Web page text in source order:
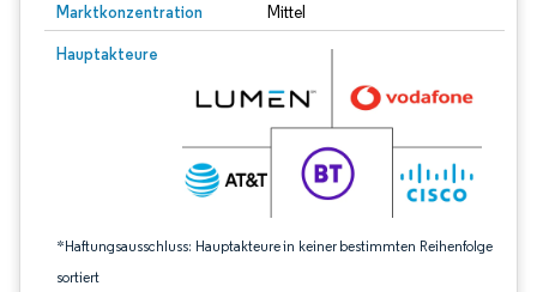
Marktkonzentration Mittel
Hauptakteure
*Haftungsausschluss: Hauptakteure in keiner bestimmten Reihenfolge
sortiert
Bild © Mordor Intelligence. Wiederverwendung erfordert Namensnennung